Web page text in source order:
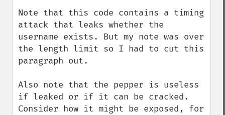
Note that this code contains a timing
attack that leaks whether the
username exists. But my note was over
the length limit so I had to cut this
paragraph out.
Also note that the pepper is useless
if leaked or if it can be cracked.
Consider how it might be exposed, for